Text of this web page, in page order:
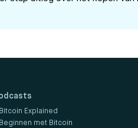
Bitcoin Explained
Beginnen met Bitcoin